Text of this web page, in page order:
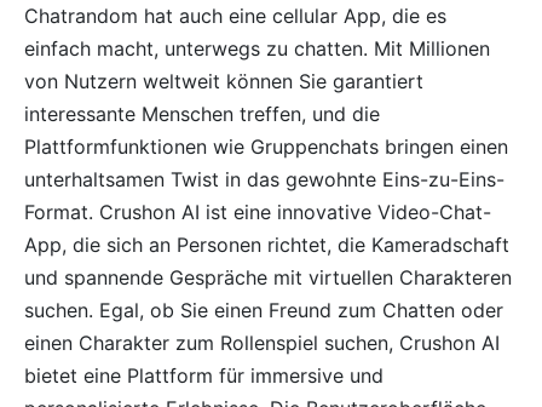
Chatrandom hat auch eine cellular App, die es
einfach macht, unterwegs zu chatten. Mit Millionen
von Nutzern weltweit können Sie garantiert
interessante Menschen treffen, und die
Plattformfunktionen wie Gruppenchats bringen einen
unterhaltsamen Twist in das gewohnte Eins-zu-Eins-
Format. Crushon AI ist eine innovative Video-Chat-
App, die sich an Personen richtet, die Kameradschaft
und spannende Gespräche mit virtuellen Charakteren
suchen. Egal, ob Sie einen Freund zum Chatten oder
einen Charakter zum Rollenspiel suchen, Crushon AI
bietet eine Plattform für immersive und